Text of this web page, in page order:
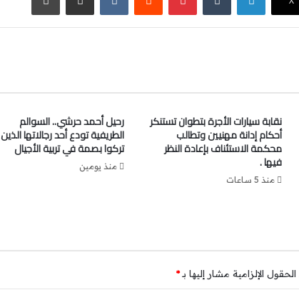
نقابة سيارات الأجرة بتطوان تستنكر
أحكام إدانة مهنيين وتطالب
محكمة الاستئناف بإعادة النظر
فيها .
منذ 5 ساعات
رحيل أحمد حرشي.. السوالم
الطريفية تودع أحد رجالاتها الذين
تركوا بصمة في تربية الأجيال
منذ يومين
الحقول الإلزامية مشار إليها بـ*